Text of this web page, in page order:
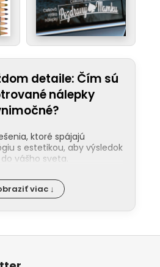
detaile: Čím sú
nálepky
ktoré spájajú
s estetikou, aby výsledok
vášho sveta.
aplikácia: Nalepenie
zvládne každý. Ku každej
našomYouTube.
viac ↓